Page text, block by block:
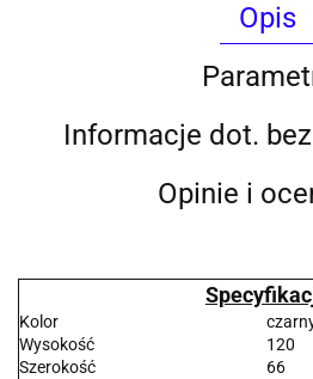
Opis
Informacje dot.
Opinie i
Kolor
Wysokość
120
Szerokość
66